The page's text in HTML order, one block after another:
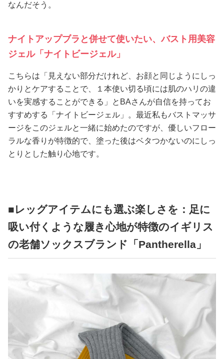
なんだそう。
ナイトアップブラと併せて使いたい、バスト用美容
ジェル「ナイトビージェル」
こちらは「見えない部分だけれど、お顔と同じようにしっ
かりとケアすることで、１本使い切る頃には肌のハリの違
いを実感することができる」とBAさんが自信を持ってお
すすめする「ナイトビージェル」。最近私もバストマッサ
ージをこのジェルと一緒に始めたのですが、優しいフロー
ラルな香りが特徴的で、塗った後はベタつかないのにしっ
とりとした触り心地です。
■レッグアイテムにも選ぶ楽しさを：足に
吸い付くような履き心地が特徴のイギリス
の老舗ソックスブランド「Pantherella」